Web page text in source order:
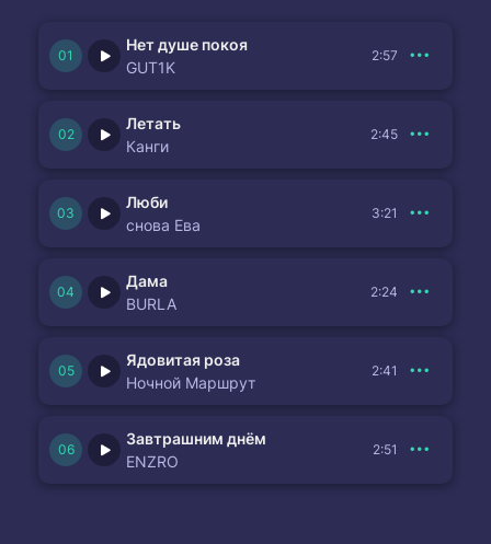
Нет душе покоя
GUT1K
2:57
Летать
Канги
2:45
Люби
снова Ева
3:21
Дама
BURLA
2:24
Ядовитая роза
Ночной Маршрут
2:41
Завтрашним днём
ENZRO
2:51